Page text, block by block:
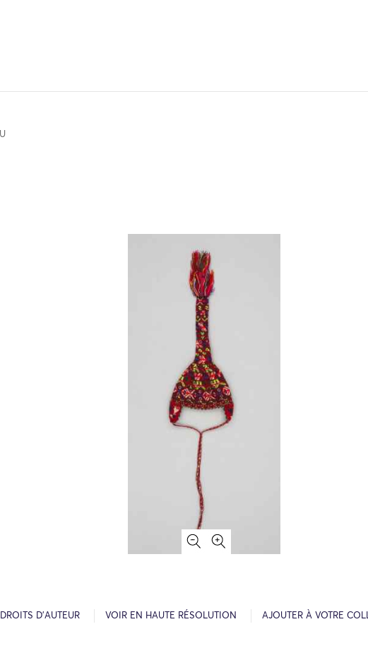
D’AUTEUR VOIR EN HAUTE RÉSOLUTION AJOUTER À VOTRE